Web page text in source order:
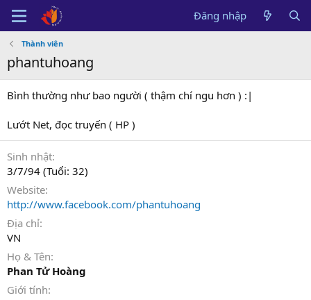
Đăng nhập
Thành viên
phantuhoang
Bình thường như bao người ( thậm chí ngu hơn ) :|
Lướt Net, đọc truyến ( HP )
Sinh nhật
3/7/94 (Tuổi: 32)
Website
http://www.facebook.com/phantuhoang
Địa chỉ
VN
Họ & Tên
Phan Tử Hoàng
Giới tính